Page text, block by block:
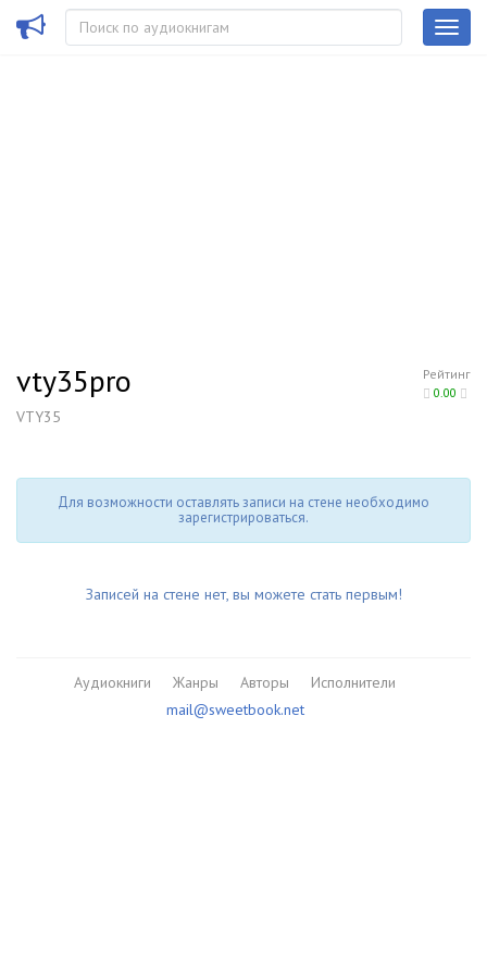
Рейтинг
0.00
vty35pro
VTY35
Для возможности оставлять записи на стене необходимо
зарегистрироваться.
Записей на стене нет, вы можете стать первым!
Аудиокниги Жанры Авторы
Исполнители
mail@sweetbook.net